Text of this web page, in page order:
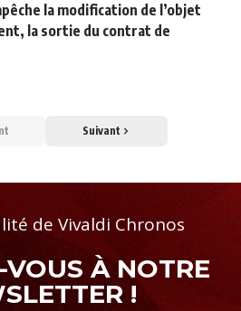
la modification de l’objet
la sortie du contrat de
Suivant
de Vivaldi Chronos
À NOTRE
!